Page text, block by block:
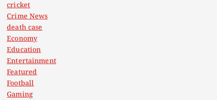
cricket
Crime News
death case
Economy
Education
Entertainment
Featured
Football
Gaming